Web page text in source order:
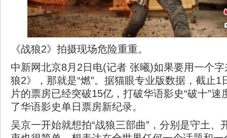
《战狼2》拍摄现场危险重重。
中新网北京8月2日电(记者 张曦)如果要用一个
狼2》，那就是“燃”。据猫眼专业版数据，截止1
片的票房已经突破15亿，打破华语影史“破十”速
了华语影史单日票房新纪录。
吴京一开始就想拍“战狼三部曲”，分别是守土、